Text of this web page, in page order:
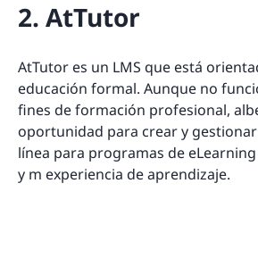
2. AtTutor
AtTutor es un LMS que está
educación formal. Aunque no
fines de formación profesional,
oportunidad para crear y
línea para programas de
y m experiencia de aprendizaje.